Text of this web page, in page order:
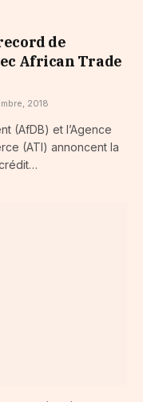
de
African Trade
2018
(AfDB) et l’Agence
(ATI) annoncent la